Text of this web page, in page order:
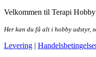
Skip
the
Velkommen til Terapi Hobby
Her kan du få alt i hobby udstyr,
Levering |